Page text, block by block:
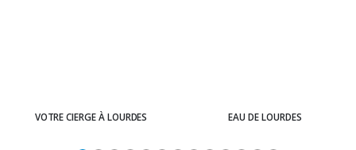
VOTRE CIERGE À LOURDES EAU DE LOURDES